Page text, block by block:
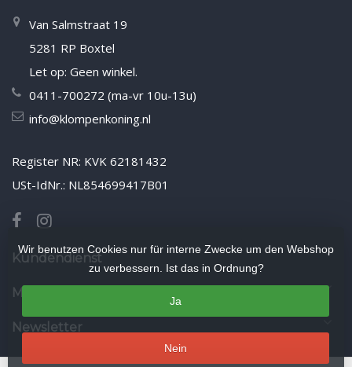
Van Salmstraat 19
5281 RP Boxtel
Let op: Geen winkel.
0411-700272 (ma-vr 10u-13u)
info@klompenkoning.nl
Register NR: KVK 62181432
USt-IdNr.: NL854699417B01
Kundendienst
Mein Konto
Newsletter
Wir benutzen Cookies nur für interne Zwecke um den Webshop
zu verbessern. Ist das in Ordnung?
Ja
Nein